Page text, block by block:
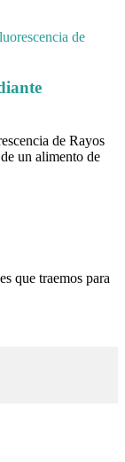
de Rayos
un alimento de
que traemos para